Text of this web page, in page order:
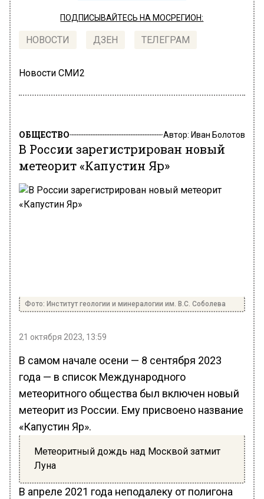
ПОДПИСЫВАЙТЕСЬ НА МОСРЕГИОН:
НОВОСТИ ДЗЕН ТЕЛЕГРАМ
Новости СМИ2
ОБЩЕСТВО Автор: Иван Болотов
В России зарегистрирован новый
метеорит «Капустин Яр»
Фото: Институт геологии и минералогии им. В.С. Соболева
21 октября 2023, 13:59
В самом начале осени — 8 сентября 2023
года — в список Международного
метеоритного общества был включен новый
метеорит из России. Ему присвоено название
«Капустин Яр».
Метеоритный дождь над Москвой затмит
Луна
В апреле 2021 года неподалеку от полигона